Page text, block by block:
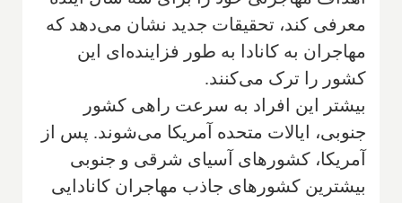
معرفی کند، تحقیقات جدید نشان می‌دهد که
مهاجران به کانادا به طور فزاینده‌ای این
کشور را ترک می‌کنند.
بیشتر این افراد به سرعت راهی کشور
جنوبی، ایالات متحده آمریکا می‌شوند. پس از
آمریکا، کشورهای آسیای شرقی و جنوبی
بیشترین کشورهای جاذب مهاجران کانادایی